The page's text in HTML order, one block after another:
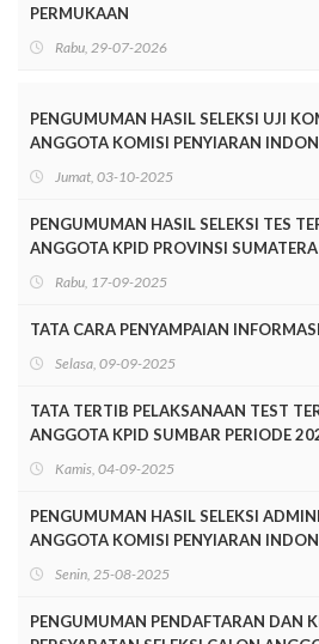
PERMUKAAN
Rabu, 29-07-2026
PENGUMUMAN HASIL SELEKSI UJI
ANGGOTA KOMISI PENYIARAN
PROVINSI SUMATERA BARAT
Jumat, 03-10-2025
PENGUMUMAN HASIL SELEKSI TES
ANGGOTA KPID PROVINSI
2028
Rabu, 17-09-2025
TATA CARA PENYAMPAIAN
Selasa, 09-09-2025
TATA TERTIB PELAKSANAAN TEST
ANGGOTA KPID SUMBAR PERIODE
Kamis, 04-09-2025
PENGUMUMAN HASIL SELEKSI
ANGGOTA KOMISI PENYIARAN
SUMATERA BARAT PERIODE 2025-2028
Senin, 25-08-2025
PENGUMUMAN PENDAFTARAN DAN